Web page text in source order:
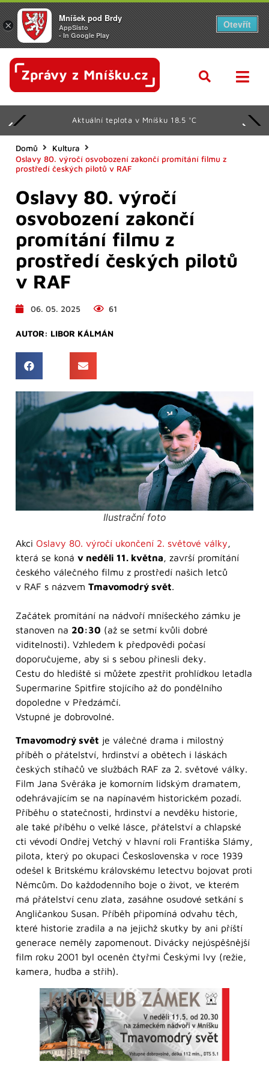
Aktuální teplota v Mníšku 18.5 °C
Domů
Kultura
Oslavy 80. výročí osvobození zakončí promítání filmu z
prostředí českých pilotů v RAF
Oslavy 80. výročí
osvobození zakončí
promítání filmu z
prostředí českých pilotů
v RAF
06. 05. 2025 61
AUTOR: LIBOR KÁLMÁN
Ilustrační foto
Akci Oslavy 80. výročí ukončení 2. světové války,
která se koná v neděli 11. května, završí promítání
českého válečného filmu z prostředí našich letců
v RAF s názvem Tmavomodrý svět.
Začátek promítání na nádvoří mníšeckého zámku je
stanoven na 20:30 (až se setmí kvůli dobré
viditelnosti). Vzhledem k předpovědi počasí
doporučujeme, aby si s sebou přinesli deky.
Cestu do hlediště si můžete zpestřit prohlídkou letadla
Supermarine Spitfire stojícího až do pondělního
dopoledne v Předzámčí.
Vstupné je dobrovolné.
Tmavomodrý svět je válečné drama i milostný
příběh o přátelství, hrdinství a obětech i láskách
českých stíhačů ve službách RAF za 2. světové války.
Film Jana Svěráka je komorním lidským dramatem,
odehrávajícím se na napínavém historickém pozadí.
Příběhu o statečnosti, hrdinství a nevděku historie,
ale také příběhu o velké lásce, přátelství a chlapské
cti vévodí Ondřej Vetchý v hlavní roli Františka Slámy,
pilota, který po okupaci Československa v roce 1939
odešel k Britskému královskému letectvu bojovat proti
Němcům. Do každodenního boje o život, ve kterém
má přátelství cenu zlata, zasáhne osudové setkání s
Angličankou Susan. Příběh připomíná odvahu těch,
které historie zradila a na jejichž skutky by ani příští
generace neměly zapomenout. Divácky nejúspěšnější
film roku 2001 byl oceněn čtyřmi Českými lvy (režie,
kamera, hudba a střih).
×
Mníšek pod Brdy
AppSisto
- In Google Play
Otevřít